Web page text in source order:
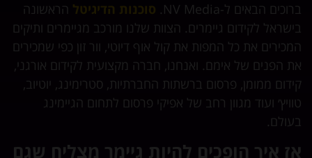
ברוכים הבאים ל-NV Media.
סוכנות הדיגיטל הראשונה
בישראל לקידום גיימרים. הצוות שלנו מורכב מגיימרים ותיקים
המכירים את כל המפות את קול אוף דיוטי, וור זון כפי שמכירים
את הפנים של אימם. ואנחנו, חברה מקצועית לקידום אורגני,
קידום ממומן, פרסום ברשתות החברתיות, סטרימינג, יוטיוב,
טוויץ׳ ועוד מגוון רחב של אפיקי פרסום לתחום הגיימינג
בעולם.
אז איך הופכים להיות גיימר מצליח שגם